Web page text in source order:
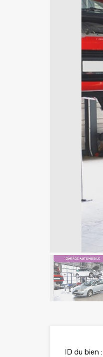
ID du bien :